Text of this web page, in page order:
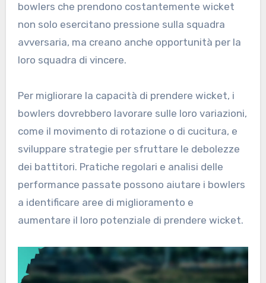
bowlers che prendono costantemente wicket
non solo esercitano pressione sulla squadra
avversaria, ma creano anche opportunità per la
loro squadra di vincere.
Per migliorare la capacità di prendere wicket, i
bowlers dovrebbero lavorare sulle loro variazioni,
come il movimento di rotazione o di cucitura, e
sviluppare strategie per sfruttare le debolezze
dei battitori. Pratiche regolari e analisi delle
performance passate possono aiutare i bowlers
a identificare aree di miglioramento e
aumentare il loro potenziale di prendere wicket.